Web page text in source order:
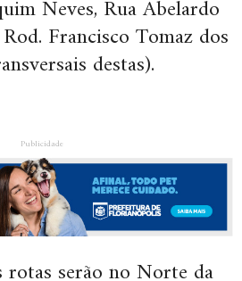
Neves, Rua Abelardo
Francisco Tomaz dos
destas).
Publicidade
serão no Norte da